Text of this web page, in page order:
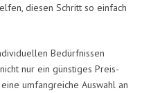
diesen Schritt so einfach
Bedürfnissen
nur ein günstiges Preis-
umfangreiche Auswahl an